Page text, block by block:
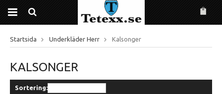
Startsida Underkläder Herr Kalsonger
KALSONGER
Sortering: